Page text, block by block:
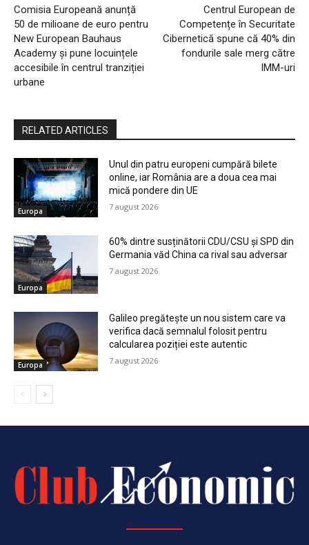
Comisia Europeană anunță
50 de milioane de euro pentru
New European Bauhaus
Academy și pune locuințele
accesibile în centrul tranziției
urbane
Centrul European de
Competențe în Securitate
Cibernetică spune că 40% din
fondurile sale merg către
IMM-uri
RELATED ARTICLES
Europa
Unul din patru europeni cumpără bilete
online, iar România are a doua cea mai
mică pondere din UE
7 august 2026
Europa
60% dintre susținătorii CDU/CSU și SPD din
Germania văd China ca rival sau adversar
7 august 2026
Europa
Galileo pregătește un nou sistem care va
verifica dacă semnalul folosit pentru
calcularea poziției este autentic
7 august 2026